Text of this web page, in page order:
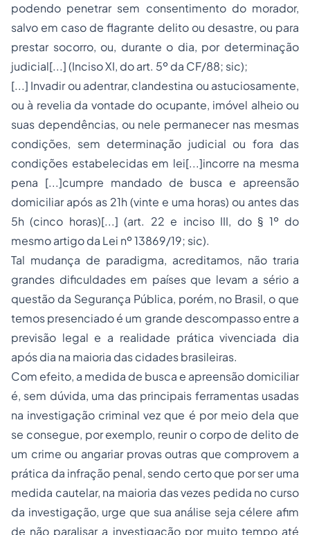
podendo penetrar sem consentimento do morador,
salvo em caso de flagrante delito ou desastre, ou para
prestar socorro, ou, durante o dia, por determinação
judicial[...] (Inciso XI, do art. 5º da CF/88; sic);
[...] Invadir ou adentrar, clandestina ou astuciosamente,
ou à revelia da vontade do ocupante, imóvel alheio ou
suas dependências, ou nele permanecer nas mesmas
condições, sem determinação judicial ou fora das
condições estabelecidas em lei[...]incorre na mesma
pena [...]cumpre mandado de busca e apreensão
domiciliar após as 21h (vinte e uma horas) ou antes das
5h (cinco horas)[...] (art. 22 e inciso III, do § 1º do
mesmo artigo da Lei nº 13869/19; sic).
Tal mudança de paradigma, acreditamos, não traria
grandes dificuldades em países que levam a sério a
questão da Segurança Pública, porém, no Brasil, o que
temos presenciado é um grande descompasso entre a
previsão legal e a realidade prática vivenciada dia
após dia na maioria das cidades brasileiras.
Com efeito, a medida de busca e apreensão domiciliar
é, sem dúvida, uma das principais ferramentas usadas
na investigação criminal vez que é por meio dela que
se consegue, por exemplo, reunir o corpo de delito de
um crime ou angariar provas outras que comprovem a
prática da infração penal, sendo certo que por ser uma
medida cautelar, na maioria das vezes pedida no curso
da investigação, urge que sua análise seja célere afim
de não paralisar a investigação por muito tempo até